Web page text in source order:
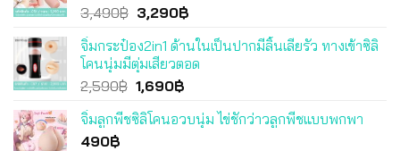
3,490฿ Original
was:
3,490฿.
3,290฿Current
is:
3,290฿.
จิ๋มกระป๋อง2in1 ด้านในเป็นปากมีลิ้นเลียรัว ทางเข้าซิลิ
โคนนุ่มมีตุ่มเสียวตอด
2,590฿ Original
was:
1,690฿Current
is:
จิ๋มลูกพีชซิลิโคนอวบนุ่ม ไข่ชักว่าวลูกพีชแบบพกพา
490฿